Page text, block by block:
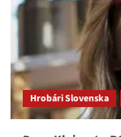
Hrobári Slovenska